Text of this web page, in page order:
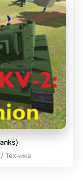
Техника